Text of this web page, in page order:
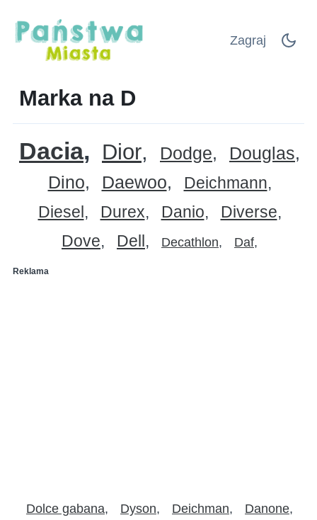
Zagraj
Marka na D
Dacia Dior Dodge
Douglas
Dino
Daewoo
Deichmann
Diesel
Durex Danio
Diverse
Dove
Dell Decathlon Daf
Reklama
Dolce gabana Dyson Deichman Danone